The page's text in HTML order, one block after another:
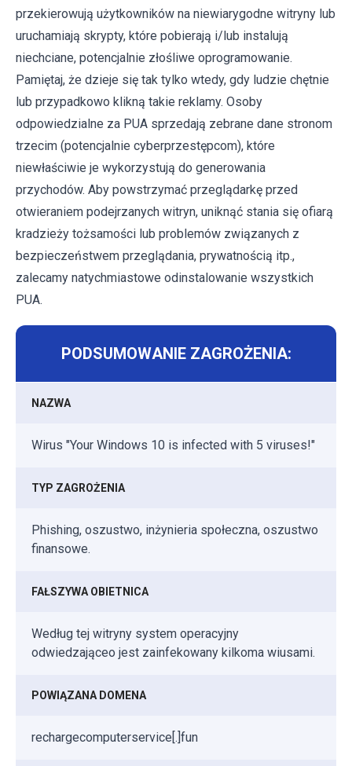
przekierowują użytkowników na niewiarygodne witryny lub
uruchamiają skrypty, które pobierają i/lub instalują
niechciane, potencjalnie złośliwe oprogramowanie.
Pamiętaj, że dzieje się tak tylko wtedy, gdy ludzie chętnie
lub przypadkowo klikną takie reklamy. Osoby
odpowiedzialne za PUA sprzedają zebrane dane stronom
trzecim (potencjalnie cyberprzestępcom), które
niewłaściwie je wykorzystują do generowania
przychodów. Aby powstrzymać przeglądarkę przed
otwieraniem podejrzanych witryn, uniknąć stania się ofiarą
kradzieży tożsamości lub problemów związanych z
bezpieczeństwem przeglądania, prywatnością itp.,
zalecamy natychmiastowe odinstalowanie wszystkich
PUA.
PODSUMOWANIE ZAGROŻENIA:
NAZWA
Wirus "Your Windows 10 is infected with 5 viruses!"
TYP ZAGROŻENIA
Phishing, oszustwo, inżynieria społeczna, oszustwo
finansowe.
FAŁSZYWA OBIETNICA
Według tej witryny system operacyjny
odwiedzająceo jest zainfekowany kilkoma wiusami.
POWIĄZANA DOMENA
rechargecomputerservice[.]fun